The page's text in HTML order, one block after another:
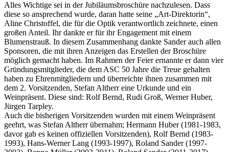
Alles Wichtige sei in der Jubiläumsbroschüre nachzulesen. Dass
diese so ansprechend wurde, daran hatte seine „Art-Direktorin“,
Aline Christoffel, die für die Optik verantwortlich zeichnete, einen
großen Anteil. Ihr dankte er für ihr Engagement mit einem
Blumenstrauß. In diesem Zusammenhang dankte Sander auch allen
Sponsoren, die mit ihren Anzeigen das Erstellen der Broschüre
möglich gemacht haben. Im Rahmen der Feier ernannte er dann vier
Gründungsmitglieder, die dem ASC 50 Jahre die Treue gehalten
haben zu Ehrenmitgliedern und überreichte ihnen zusammen mit
dem 2. Vorsitzenden, Stefan Altherr eine Urkunde und ein
Weinpräsent. Diese sind: Rolf Bernd, Rudi Groß, Werner Huber,
Jürgen Tarpley.
Auch die bisherigen Vorsitzenden wurden mit einem Weinpräsent
geehrt, was Stefan Altherr übernahm; Hermann Huber (1981-1983,
davor gab es keinen offiziellen Vorsitzenden), Rolf Bernd (1983-
1993), Hans-Werner Lang (1993-1997), Roland Sander (1997-